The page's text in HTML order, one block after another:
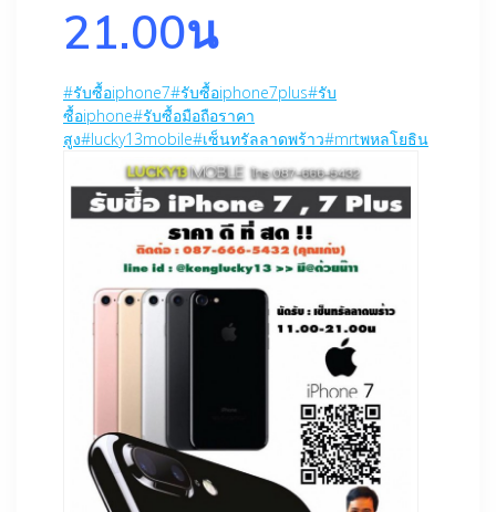
21.00น
#รับซื้อiphone7#รับซื้อiphone7plus#รับ
ซื้อiphone#รับซื้อมือถือราคา
สูง#lucky13mobile#เซ็นทรัลลาดพร้าว#mrtพหลโยธิน